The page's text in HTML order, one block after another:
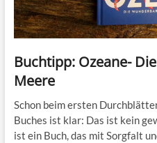
Buchtipp: Ozeane-
Meere
Schon beim ersten
Buches ist klar: Das ist kein
ist ein Buch, das mit Sorgfalt